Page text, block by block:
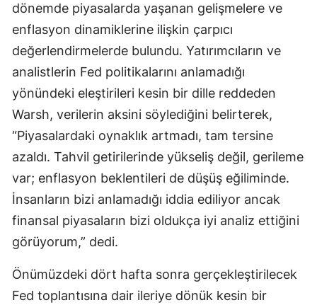
dönemde piyasalarda yaşanan gelişmelere ve
enflasyon dinamiklerine ilişkin çarpıcı
değerlendirmelerde bulundu. Yatırımcıların ve
analistlerin Fed politikalarını anlamadığı
yönündeki eleştirileri kesin bir dille reddeden
Warsh, verilerin aksini söylediğini belirterek,
“Piyasalardaki oynaklık artmadı, tam tersine
azaldı. Tahvil getirilerinde yükseliş değil, gerileme
var; enflasyon beklentileri de düşüş eğiliminde.
İnsanların bizi anlamadığı iddia ediliyor ancak
finansal piyasaların bizi oldukça iyi analiz ettiğini
görüyorum,” dedi.
Önümüzdeki dört hafta sonra gerçekleştirilecek
Fed toplantısına dair ileriye dönük kesin bir